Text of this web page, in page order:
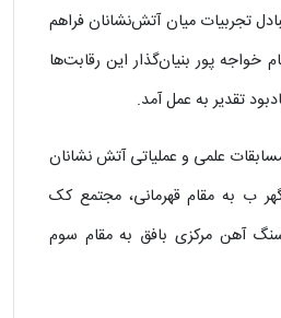
تجربیات میان آتش‌نشانان فراهم
خواجه پور بنیان‌گذار این رقابت‌ها
تقدیر به عمل آمد.
علمی و عملیاتی آتش نشانان
ب به مقام قهرمانی، مجتمع کک
آهن مرکزی بافق به مقام سوم